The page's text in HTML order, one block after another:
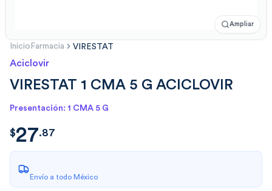
Ampliar
Inicio Farmacia VIRESTAT
Aciclovir
VIRESTAT 1 CMA 5 G ACICLOVIR
Presentación: 1 CMA 5 G
$27.87
$27.87
Envío a todo México